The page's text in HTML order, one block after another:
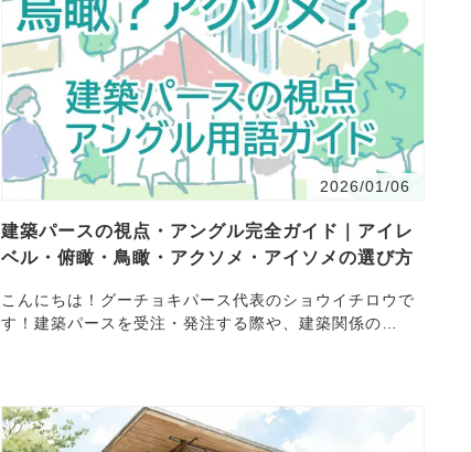
2026/01/06
建築パースの視点・アングル完全ガイド｜アイレ
ベル・俯瞰・鳥瞰・アクソメ・アイソメの選び方
こんにちは！グーチョキパース代表のショウイチロウで
す！建築パースを受注・発注する際や、建築関係の